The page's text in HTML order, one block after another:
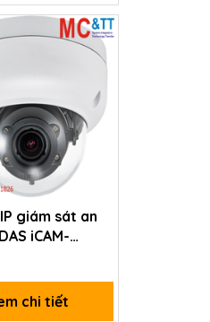
giám sát an
iCAM-
chi tiết